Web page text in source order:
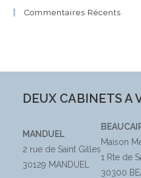
Commentaires Récents
DEUX CABINETS A
MANDUEL
2 rue de Saint Gilles
30129 MANDUEL
Maison
1 Rte de
30300